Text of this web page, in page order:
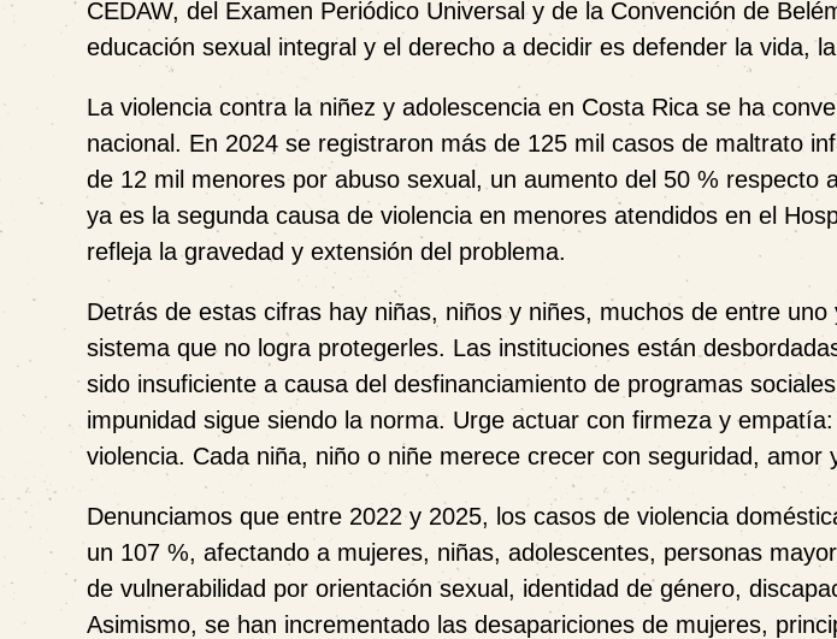
CEDAW, del Examen Periódico Universal y de la Convención de
educación sexual integral y el derecho a decidir es defender la vida,
La violencia contra la niñez y adolescencia en Costa Rica se ha
nacional. En 2024 se registraron más de 125 mil casos de maltrato
de 12 mil menores por abuso sexual, un aumento del 50 % respecto
ya es la segunda causa de violencia en menores atendidos en el
refleja la gravedad y extensión del problema.
Detrás de estas cifras hay niñas, niños y niñes, muchos de entre
sistema que no logra protegerles. Las instituciones están
sido insuficiente a causa del desfinanciamiento de programas
impunidad sigue siendo la norma. Urge actuar con firmeza y
violencia. Cada niña, niño o niñe merece crecer con seguridad, amor
Denunciamos que entre 2022 y 2025, los casos de violencia
un 107 %, afectando a mujeres, niñas, adolescentes, personas
de vulnerabilidad por orientación sexual, identidad de género,
Asimismo, se han incrementado las desapariciones de mujeres,